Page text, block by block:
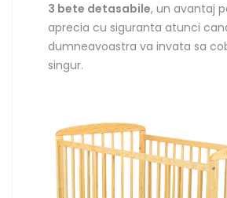
3 bete detasabile, un avantaj
aprecia cu siguranta atunci
dumneavoastra va invata sa
singur.